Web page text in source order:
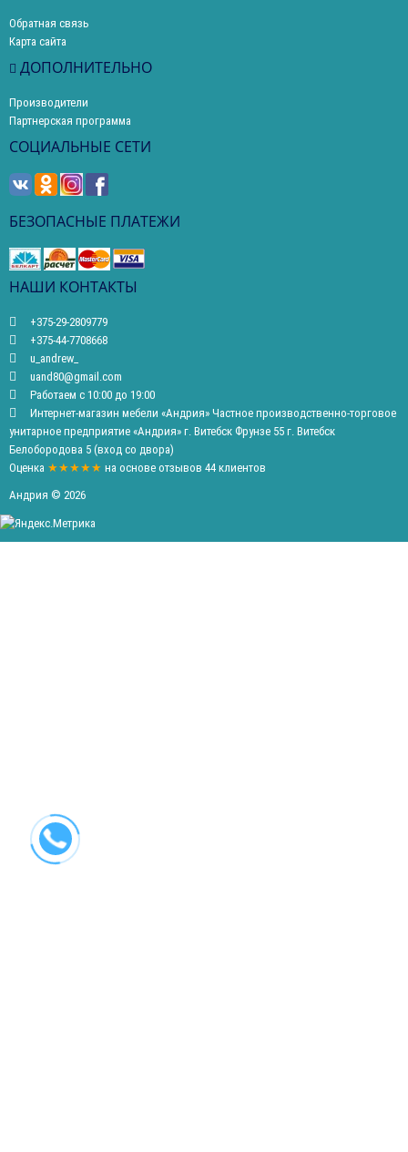
Обратная связь
Карта сайта
ДОПОЛНИТЕЛЬНО
Производители
Партнерская программа
СОЦИАЛЬНЫЕ СЕТИ
БЕЗОПАСНЫЕ ПЛАТЕЖИ
НАШИ КОНТАКТЫ
+375-29-2809779
+375-44-7708668
u_andrew_
uand80@gmail.com
Работаем с 10:00 до 19:00
Интернет-магазин мебели «Андрия» Частное производственно-торговое
унитарное предприятие «Андрия» г. Витебск Фрунзе 55 г. Витебск
Белобородова 5 (вход со двора)
Оценка ★★★★★ на основе отзывов 44 клиентов
Андрия © 2026